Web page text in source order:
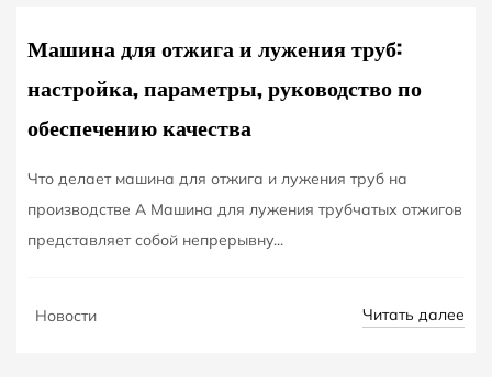
Машина для отжига и лужения труб:
настройка, параметры, руководство по
обеспечению качества
Что делает машина для отжига и лужения труб на
производстве А Машина для лужения трубчатых отжигов
представляет собой непрерывну...
Новости Читать далее
10